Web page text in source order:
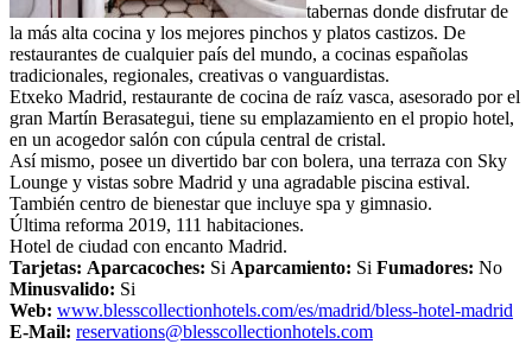
tabernas donde disfrutar de
la más alta cocina y los mejores pinchos y platos castizos. De
restaurantes de cualquier país del mundo, a cocinas españolas
tradicionales, regionales, creativas o vanguardistas.
Etxeko Madrid, restaurante de cocina de raíz vasca, asesorado por el
gran Martín Berasategui, tiene su emplazamiento en el propio hotel,
en un acogedor salón con cúpula central de cristal.
Así mismo, posee un divertido bar con bolera, una terraza con Sky
Lounge y vistas sobre Madrid y una agradable piscina estival.
También centro de bienestar que incluye spa y gimnasio.
Última reforma 2019, 111 habitaciones.
Hotel de ciudad con encanto Madrid.
Tarjetas: Aparcacoches: Si Aparcamiento: Si Fumadores: No
Minusvalido: Si
Web: www.blesscollectionhotels.com/es/madrid/bless-hotel-madrid
E-Mail: reservations@blesscollectionhotels.com